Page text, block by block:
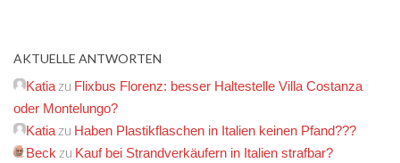
AKTUELLE ANTWORTEN
Katia zu Flixbus Florenz: besser Haltestelle Villa Costanza
oder Montelungo?
Katia zu Haben Plastikflaschen in Italien keinen Pfand???
Beck zu Kauf bei Strandverkäufern in Italien strafbar?